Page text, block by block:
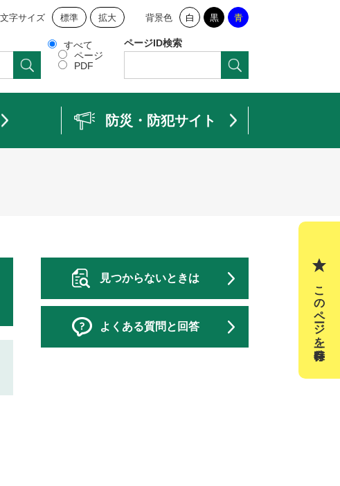
文字サイズ 標準 拡大 背景色 白 黒 青
すべて
ページ
PDF
ページID検索
防災・防犯サイト
見つからないときは
よくある質問と回答 このページを一時保存